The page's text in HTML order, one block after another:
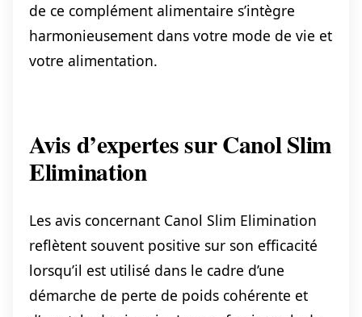
de ce complément alimentaire s’intègre
harmonieusement dans votre mode de vie et
votre alimentation.
Avis d’expertes sur Canol Slim
Elimination
Les avis concernant Canol Slim Elimination
reflètent souvent positive sur son efficacité
lorsqu’il est utilisé dans le cadre d’une
démarche de perte de poids cohérente et